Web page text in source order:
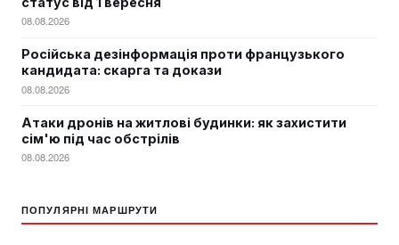
08.08.2026
Російська дезінформація проти французького
кандидата: скарга та докази
08.08.2026
Атаки дронів на житлові будинки: як захистити
сім'ю під час обстрілів
08.08.2026
ПОПУЛЯРНІ МАРШРУТИ